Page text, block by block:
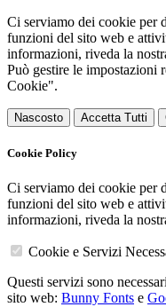
Ci serviamo dei cookie per
funzioni del sito web e
informazioni, riveda la
Può gestire le impostazioni
Cookie".
Nascosto Accetta Tutti
Cookie Policy
Ci serviamo dei cookie per
funzioni del sito web e
informazioni, riveda la
Cookie e Servizi
Questi servizi sono
sito web: Bunny Fonts e